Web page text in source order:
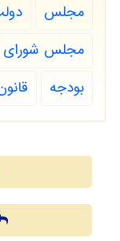
مجلس
مجلس شورای
بودجه